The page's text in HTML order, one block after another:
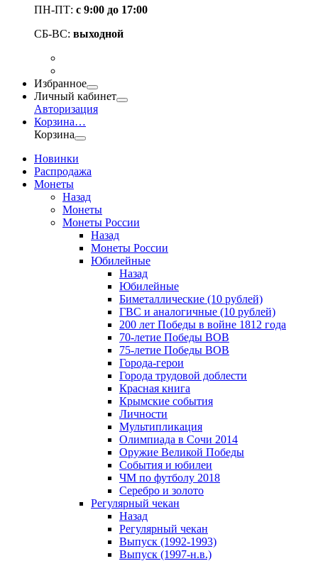
ПН-ПТ: с 9:00 до 17:00
СБ-ВС: выходной
Избранное
Личный кабинет
Авторизация
Корзина…
Корзина
Новинки
Распродажа
Монеты
Назад
Монеты
Монеты России
Назад
Монеты России
Юбилейные
Назад
Юбилейные
Биметаллические (10 рублей)
ГВС и аналогичные (10 рублей)
200 лет Победы в войне 1812 года
70-летие Победы ВОВ
75-летие Победы ВОВ
Города-герои
Города трудовой доблести
Красная книга
Крымские события
Личности
Мультипликация
Олимпиада в Сочи 2014
Оружие Великой Победы
События и юбилеи
ЧМ по футболу 2018
Серебро и золото
Регулярный чекан
Назад
Регулярный чекан
Выпуск (1992-1993)
Выпуск (1997-н.в.)